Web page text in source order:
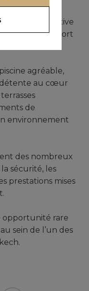
chambres,
de bain privative
niveau de confort
invités.
agréable,
détente au cœur
de
environnement
des nombreux
sécurité, les
prestations mises
opportunité rare
sein de l’un des